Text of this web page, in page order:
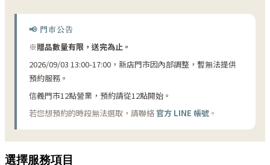
📢 門市公告
※贈品數量有限，送完為止。
2026/09/03 13:00-17:00，新店門市因內部調整，暫無法提供
預約服務。
信義門市12點營業，預約請從12點開始。
若您想預約的時段無法選取，請聯絡 官方 LINE 帳號 。
選擇服務項目